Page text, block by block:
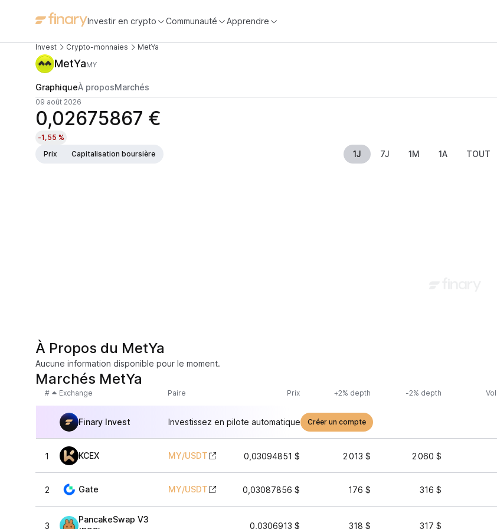
Investir en crypto Communauté Apprendre
Invest Crypto-monnaies MetYa
MetYaMY
GraphiqueÀ proposMarchés
09 août 2026
0,02675867 €
-1,55 %
Prix
Capitalisation boursière 1J 7J 1M 1A TOUT
À Propos du MetYa
Aucune information disponible pour le moment.
Marchés MetYa
# Exchange Paire Prix +2% depth -2% depth
Finary Invest Investissez en pilote automatique Créer un compte
1 KCEX MY/USDT 0,03094851 $ 2 013 $ 2 060 $
2 Gate MY/USDT 0,03087856 $ 176 $ 316 $
3
PancakeSwap V3
0,0306913 $ 318 $ 317 $